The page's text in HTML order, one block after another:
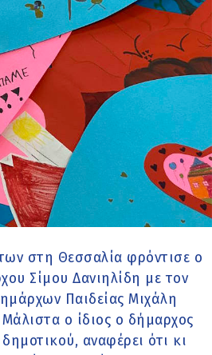
στη Θεσσαλία φρόντισε ο
Σίμου Δανιηλίδη με τον
Παιδείας Μιχάλη
ο ίδιος ο δήμαρχος
αναφέρει ότι κι